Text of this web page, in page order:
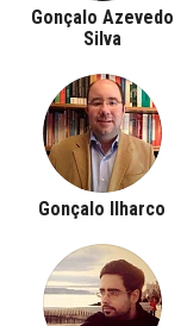
Gonçalo Azevedo
Silva
Gonçalo Ilharco